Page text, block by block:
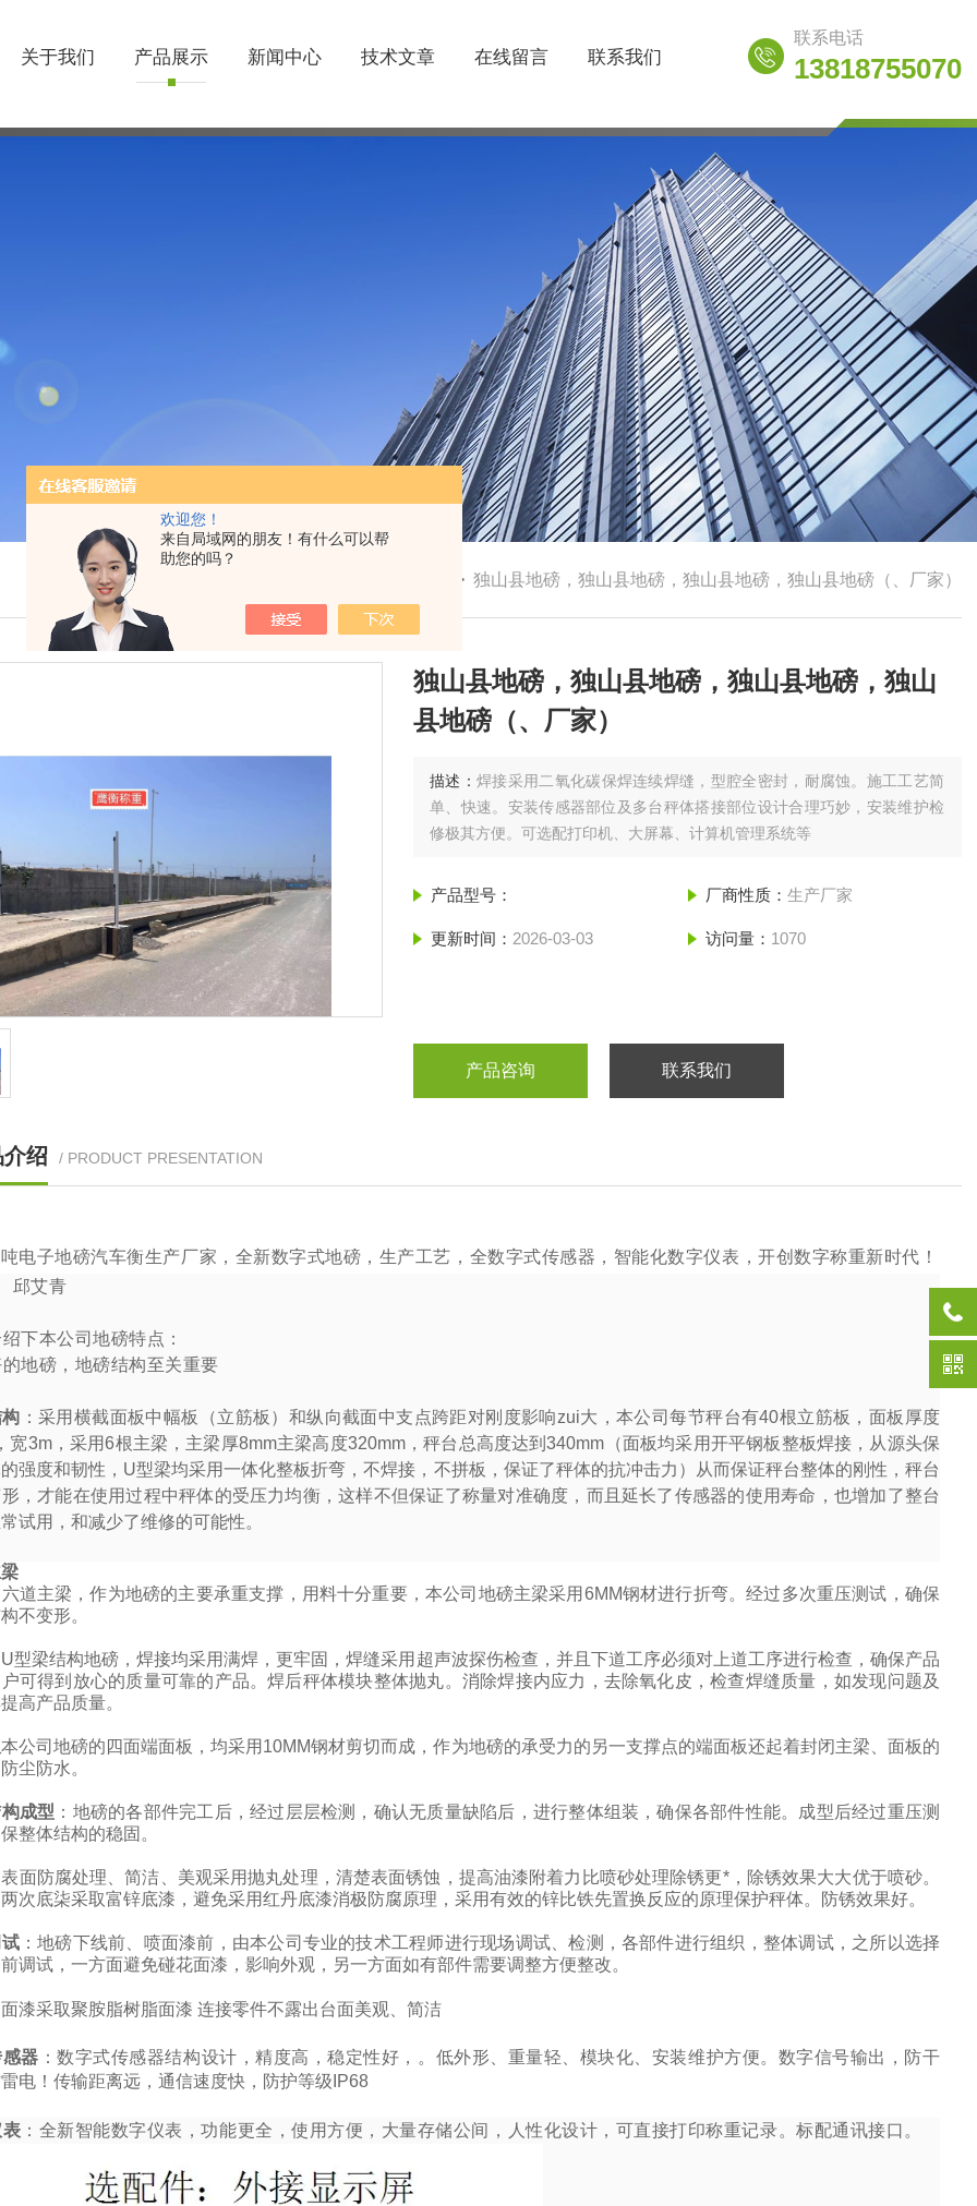
欢迎您！
来自局域网的朋友！有什么可以帮
助您的吗？
关于我们 产品展示 新闻中心 技术文章 在线留言 联系我们
联系电话
13818755070
> > > 独山县地磅，独山县地磅，独山县地磅，独山县地磅（、厂家）
独山县地磅，独山县地磅，独山县地磅，独山
县地磅（、厂家）
描述：焊接采用二氧化碳保焊连续焊缝，型腔全密封，耐腐蚀。施工工艺简
单、快速。安装传感器部位及多台秤体搭接部位设计合理巧妙，安装维护检
修极其方便。可选配打印机、大屏幕、计算机管理系统等
产品型号： 厂商性质： 生产厂家
更新时间： 2026-03-03 访问量： 1070
产品咨询 联系我们
绍 / PRODUCT PRESENTATION
吨电子地磅汽车衡生产厂家，全新数字式地磅，生产工艺，全数字式传感器，智能化数字仪表，开创数字称重新时代！
邱艾青
下本公司地磅特点：
地磅，地磅结构至关重要
：采用横截面板中幅板（立筋板）和纵向截面中支点跨距对刚度影响zui大，本公司每节秤台有40根立筋板，面板厚度
宽3m，采用6根主梁，主梁厚8mm主梁高度320mm，秤台总高度达到340mm （面板均采用开平钢板整板焊接，从源头保
强度和韧性， U型梁均采用一体化整板折弯，不焊接，不拼板，保证了秤体的抗冲击力）从而保证秤台整体的刚性，秤台
，才能在使用过程中秤体的受压力均衡，这样不但保证了称量对准确度，而且延长了传感器的使用寿命，也增加了整台
试用，和减少了维修的可能性。
道主梁，作为地磅的主要承重支撑，用料十分重要，本公司地磅主梁采用6MM钢材进行折弯。经过多次重压测试，确保
不变形。
U型梁结构地磅，焊接均采用满焊，更牢固，焊缝采用超声波探伤检查，并且下道工序必须对上道工序进行检查，确保产品
可得到放心的质量可靠的产品。焊后秤体模块整体抛丸。消除焊接内应力，去除氧化皮，检查焊缝质量，如发现问题及
高产品质量。
本公司地磅的四面端面板，均采用10MM钢材剪切而成，作为地磅的承受力的另一支撑点的端面板还起着封闭主梁、面板的
尘防水。
成型 ： 地磅的各部件完工后，经过层层检测，确认无质量缺陷后，进行整体组装，确保各部件性能。成型后经过重压测
整体结构的稳固。
表面防腐处理、简洁、美观采用抛丸处理，清楚表面锈蚀，提高油漆附着力比喷砂处理除锈更*，除锈效果大大优于喷砂。
次底柒采取富锌底漆，避免采用红丹底漆消极防腐原理，采用有效的锌比铁先置换反应的原理保护秤体。防锈效果好。
：地磅下线前、喷面漆前，由本公司专业的技术工程师进行现场调试、检测，各部件进行组织，整体调试，之所以选择
调试，一方面避免碰花面漆，影响外观，另一方面如有部件需要调整方便整改。
面漆采取聚胺脂树脂面漆 连接零件不露出台面美观、简洁
器 ：数字式传感器结构设计，精度高，稳定性好，。低外形、重量轻、模块化、安装维护方便。数字信号输出，防干
电！传输距离远，通信速度快，防护等级IP68
：全新智能数字仪表，功能更全，使用方便，大量存储公间，人性化设计，可直接打印称重记录。标配通讯接口。